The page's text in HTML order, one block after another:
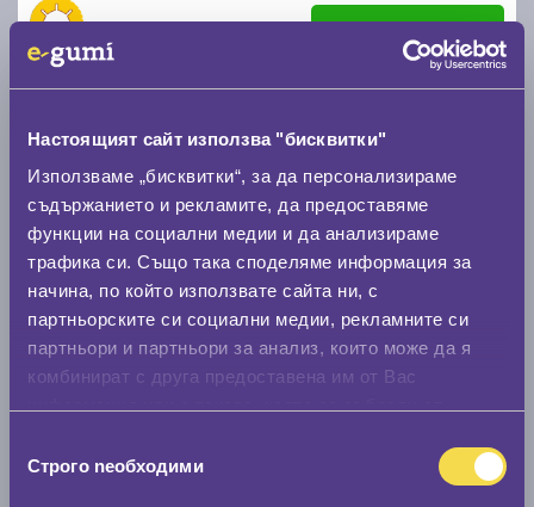
Настоящият сайт използва "бисквитки"
Използваме „бисквитки“, за да персонализираме
съдържанието и рекламите, да предоставяме
функции на социални медии и да анализираме
трафика си. Също така споделяме информация за
начина, по който използвате сайта ни, с
партньорските си социални медии, рекламните си
партньори и партньори за анализ, които може да я
комбинират с друга предоставена им от Вас
наСтрого nеобходими
виж повече
Летни гуми BRIDGESTONE Dueler All-Terrain
C C
126.90 € / 248.19 лв.